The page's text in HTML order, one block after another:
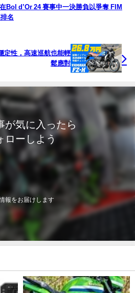
Bol d’Or 24 賽事中一決勝負以爭奪 FIM
名
定性，高速巡航也能輕
鬆應對
が気に入ったら
ローしよう
報をお届けします